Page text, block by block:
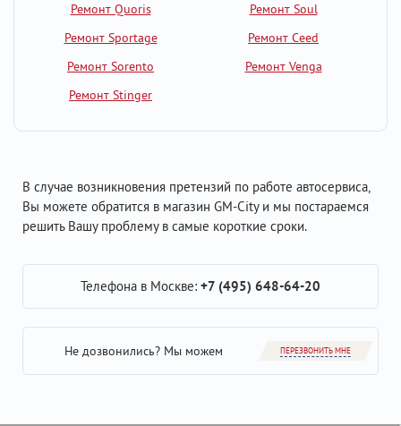
Ремонт Quoris
Ремонт Soul
Ремонт Sportage
Ремонт Ceed
Ремонт Sorento
Ремонт Venga
Ремонт Stinger
В случае возникновения претензий по работе автосервиса,
Вы можете обратится в магазин GM-City и мы постараемся
решить Вашу проблему в самые короткие сроки.
Телефона в Москве: +7 (495) 648-64-20
Не дозвонились? Мы можем ПЕРЕЗВОНИТЬ МНЕ